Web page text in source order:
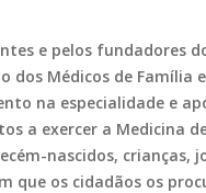
e pelos fundadores
dos Médicos de Família
na especialidade e
a exercer a Medicina
nascidos, crianças,
que os cidadãos os